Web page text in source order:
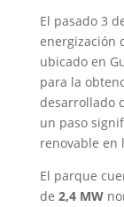
El pasado 3
energización
ubicado en
para la
desarrollado
un paso
renovable en
El parque
de 2,4 MW